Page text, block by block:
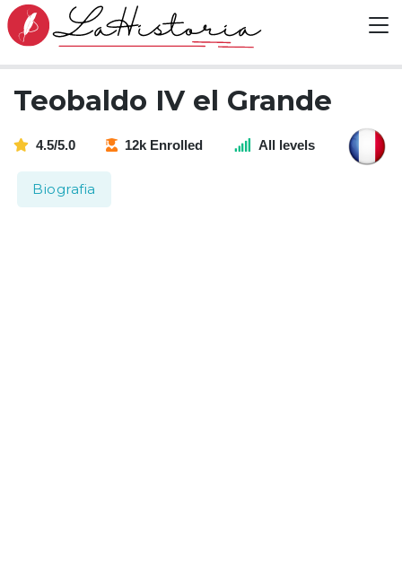
Teobaldo IV el Grande
4.5/5.0 12k Enrolled All levels
Biografia